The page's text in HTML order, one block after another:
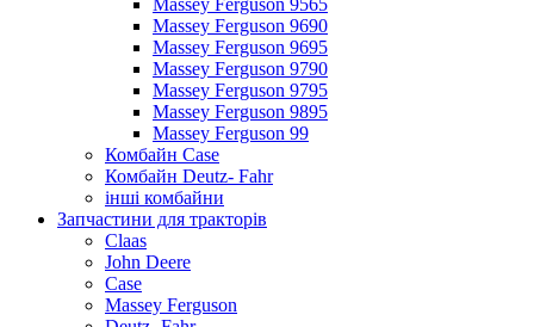
Massey Ferguson 9565
Massey Ferguson 9690
Massey Ferguson 9695
Massey Ferguson 9790
Massey Ferguson 9795
Massey Ferguson 9895
Massey Ferguson 99
Комбайн Case
Комбайн Deutz- Fahr
інші комбайни
Запчастини для тракторів
Claas
John Deere
Case
Massey Ferguson